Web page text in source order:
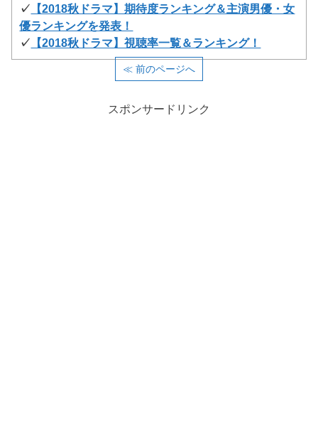
✓ 【2018秋ドラマ】期待度ランキング＆主演男優・女
優ランキングを発表！
✓ 【2018秋ドラマ】視聴率一覧＆ランキング！
≪ 前のページへ
スポンサードリンク